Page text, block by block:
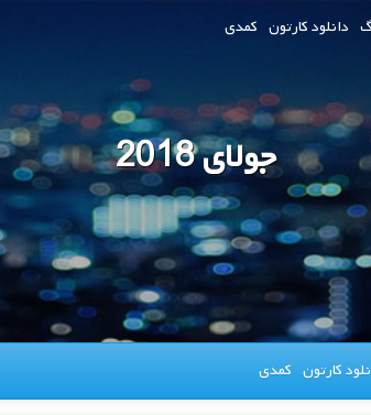
دانلود کارتون کمدی
جولای 2018
کارتون کمدی